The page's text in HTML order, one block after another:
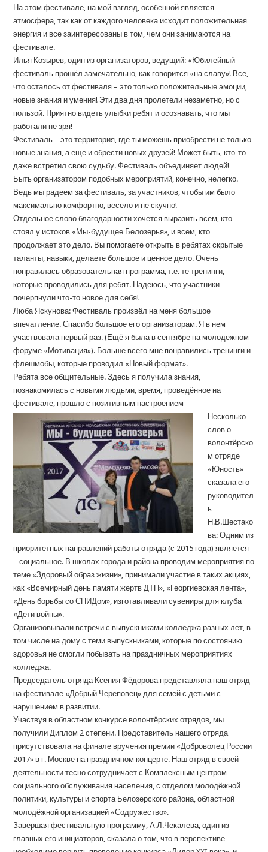
На этом фестивале, на мой взгляд, особенной является
атмосфера, так как от каждого человека исходит положительная
энергия и все заинтересованы в том, чем они занимаются на
фестивале.
Илья Козырев, один из организаторов, ведущий: «Юбилейный
фестиваль прошёл замечательно, как говорится «на славу»! Все,
что осталось от фестиваля – это только положительные эмоции,
новые знания и умения! Эти два дня пролетели незаметно, но с
пользой. Приятно видеть улыбки ребят и осознавать, что мы
работали не зря!
Фестиваль – это территория, где ты можешь приобрести не только
новые знания, а еще и обрести новых друзей! Может быть, кто-то
даже встретил свою судьбу. Фестиваль объединяет людей!
Быть организатором подобных мероприятий, конечно, нелегко.
Ведь мы радеем за фестиваль, за участников, чтобы им было
максимально комфортно, весело и не скучно!
Отдельное слово благодарности хочется выразить всем, кто
стоял у истоков «Мы-будущее Белозерья», и всем, кто
продолжает это дело. Вы помогаете открыть в ребятах скрытые
таланты, навыки, делаете большое и ценное дело. Очень
понравилась образовательная программа, т.е. те тренинги,
которые проводились для ребят. Надеюсь, что участники
почерпнули что-то новое для себя!
Люба Яскунова: Фестиваль произвёл на меня большое
впечатление. Спасибо большое его организаторам. Я в нем
участвовала первый раз. (Ещё я была в сентябре на молодежном
форуме «Мотивация»). Больше всего мне понравились тренинги и
флешмобы, которые проводил «Новый формат».
Ребята все общительные. Здесь я получила знания,
познакомилась с новыми людьми, время, проведённое на
фестивале, прошло с позитивным настроением
Несколько
слов о
волонтёрско
м отряде
«Юность»
сказала его
руководител
ь
Н.В.Шестако
ва: Одним из
приоритетных направлений работы отряда (с 2015 года) является
– социальное. В школах города и района проводим мероприятия по
теме «Здоровый образ жизни», принимали участие в таких акциях,
как «Всемирный день памяти жертв ДТП», «Георгиевская лента»,
«День борьбы со СПИДом», изготавливали сувениры для клуба
«Дети войны».
Организовывали встречи с выпускниками колледжа разных лет, в
том числе на дому с теми выпускниками, которые по состоянию
здоровья не смогли побывать на праздничных мероприятиях
колледжа.
Председатель отряда Ксения Фёдорова представляла наш отряд
на фестивале «Добрый Череповец» для семей с детьми с
нарушением в развитии.
Участвуя в областном конкурсе волонтёрских отрядов, мы
получили Диплом 2 степени. Представитель нашего отряда
присутствовала на финале вручения премии «Доброволец России
2017» в г. Москве на праздничном концерте. Наш отряд в своей
деятельности тесно сотрудничает с Комплексным центром
социального обслуживания населения, с отделом молодёжной
политики, культуры и спорта Белозерского района, областной
молодёжной организацией «Содружество».
Завершая фестивальную программу, А.Л.Чекалева, один из
главных его инициаторов, сказала о том, что в перспективе